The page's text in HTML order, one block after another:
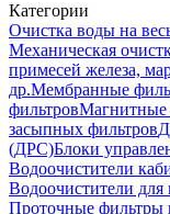
Категории
Очистка воды на
Механическая
примесей железа,
др.Мембранные
фильтровМагнитные
засыпных фильтров
(ДРС)Блоки
Водоочистители
Водоочистители
Проточные фильтры